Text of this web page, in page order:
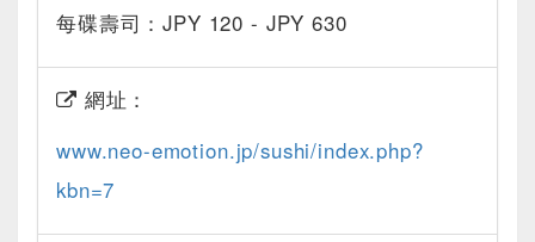
每碟壽司：JPY 120 - JPY 630
網址：
www.neo-emotion.jp/sushi/index.php?
kbn=7